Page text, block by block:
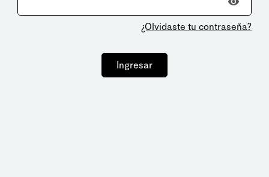
¿Olvidaste tu contraseña?
Ingresar